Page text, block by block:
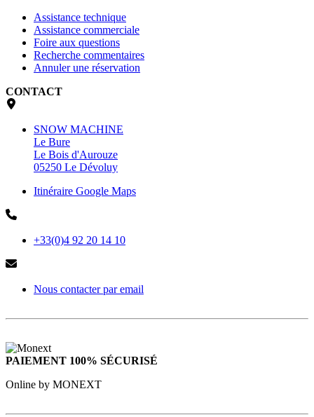
Assistance technique
Assistance commerciale
Foire aux questions
Recherche commentaires
Annuler une réservation
CONTACT
SNOW MACHINE
Le Bure
Le Bois d'Aurouze
05250 Le Dévoluy
Itinéraire Google Maps
+33(0)4 92 20 14 10
Nous contacter par email
PAIEMENT 100% SÉCURISÉ
Online by MONEXT